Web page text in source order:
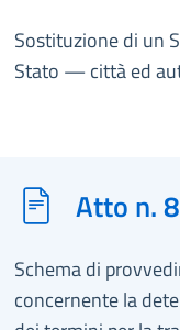
Sostituzione di un
Stato — città ed
Atto n.
Schema di
concernente la